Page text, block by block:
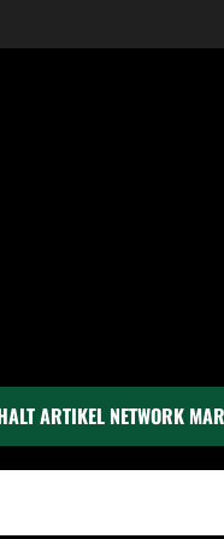
ARTIKEL NETWORK